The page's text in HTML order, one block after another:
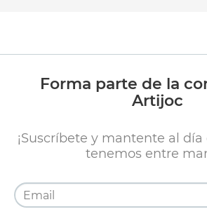
Forma parte de la
Artijoc
¡Suscríbete y mantente al
tenemos entre